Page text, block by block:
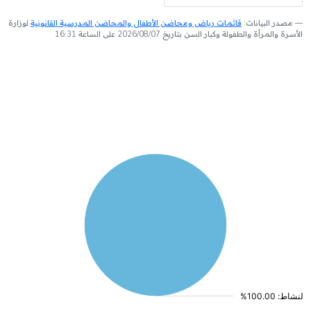
مصدر البيانات: قائمات رياض ومحاضن الأطفال والمحاضن المدرسية القانونية لوزارة
الأسرة والمرأة والطفولة وكبار السن بتاريخ 2026/08/07 على الساعة 16:31